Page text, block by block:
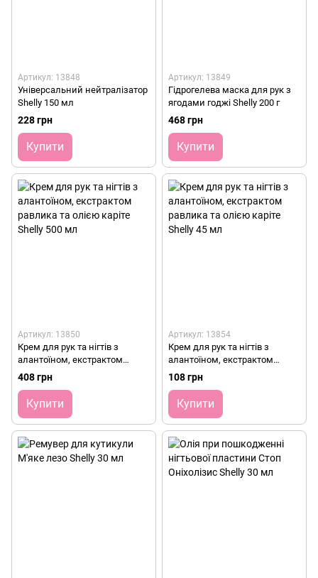
Артикул: 13848
Універсальний нейтралізатор
Shelly 150 мл
228 грн
Купити
Артикул: 13849
Гідрогелева маска для рук з
ягодами годжі Shelly 200 г
468 грн
Купити
Артикул: 13850
Крем для рук та нігтів з
алантоїном, екстрактом
равлика та олією каріте Shelly
500 мл
408 грн
Купити
Артикул: 13854
Крем для рук та нігтів з
алантоїном, екстрактом
равлика та олією каріте Shelly
45 мл
108 грн
Купити